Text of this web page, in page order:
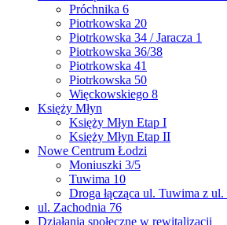
Próchnika 6
Piotrkowska 20
Piotrkowska 34 / Jaracza 1
Piotrkowska 36/38
Piotrkowska 41
Piotrkowska 50
Więckowskiego 8
Księży Młyn
Księży Młyn Etap I
Księży Młyn Etap II
Nowe Centrum Łodzi
Moniuszki 3/5
Tuwima 10
Droga łącząca ul. Tuwima z
ul. Zachodnia 76
Działania społeczne w rewitalizacji